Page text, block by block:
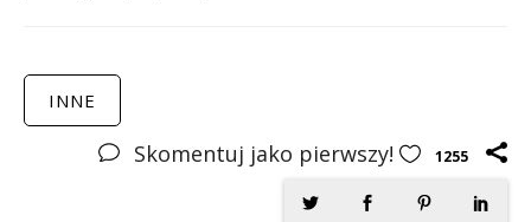
INNE
Skomentuj jako pierwszy! 1255